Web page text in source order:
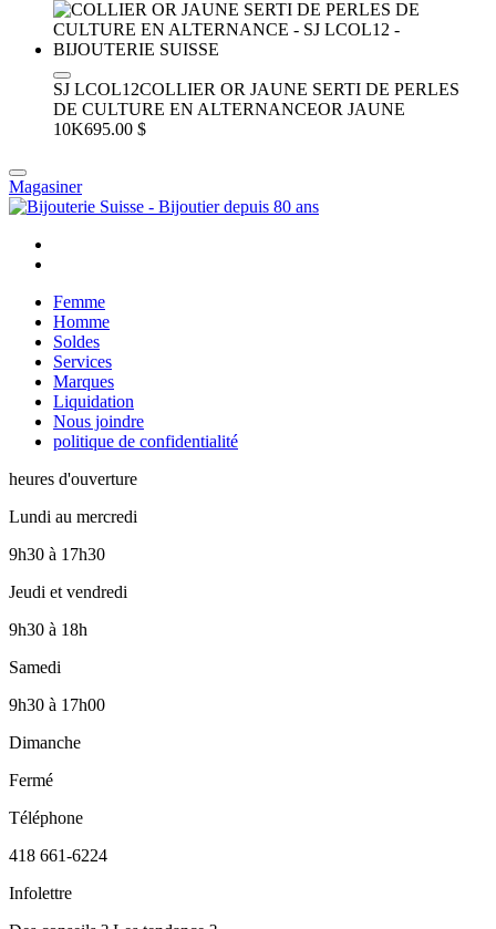
SJ LCOL12COLLIER OR JAUNE SERTI DE PERLES
DE CULTURE EN ALTERNANCEOR JAUNE
10K695.00 $
Magasiner
Femme
Homme
Soldes
Services
Marques
Liquidation
Nous joindre
politique de confidentialité
heures d'ouverture
Lundi au mercredi
9h30 à 17h30
Jeudi et vendredi
9h30 à 18h
Samedi
9h30 à 17h00
Dimanche
Fermé
Téléphone
418 661-6224
Infolettre